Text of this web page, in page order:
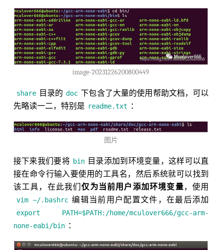
image-20231226200800449
share 目录的 doc 下包含了大量的使用帮助文档，可以
先略读一二，特别是 readme.txt ：
图片
接下来我们要将 bin 目录添加到环境变量，这样可以直
接在命令行输入要使用的工具名，然后系统就可以找到
该工具，在此我们仅为当前用户添加环境变量，使用
vim ~/.bashrc 编辑当前用户配置文件，在最后添加
export PATH=$PATH:/home/mculover666/gcc-arm-
none-eabi/bin ：